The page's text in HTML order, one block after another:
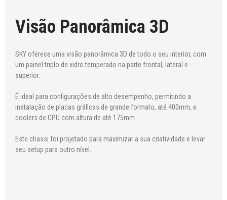
Visão Panorâmica 3D
SKY oferece uma visão panorâmica 3D de todo o seu interior, com
um painel triplo de vidro temperado na parte frontal, lateral e
superior.
É ideal para configurações de alto desempenho, permitindo a
instalação de placas gráficas de grande formato, até 400mm, e
coolers de CPU com altura de até 175mm.
Este chassi foi projetado para maximizar a sua criatividade e levar
seu setup para outro nível.